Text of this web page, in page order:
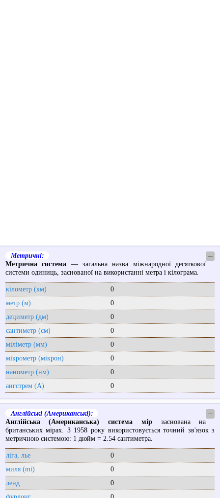
Метричні:
─
Метрична система — загальна назва міжнародної десяткової
системи одиниць, заснованої на використанні метра і кілограма.
кілометр (км)
0
метр (м)
0
дециметр (дм)
0
сантиметр (см)
0
міліметр (мм)
0
мікрометр (мікрон)
0
нанометр (нм)
0
ангстрем (А)
0
Англійські (Американські):
─
Англійська (Американська) система мірзаснована на
британських мірах. З 1958 року використовується точний зв'язок з
метричною системою: 1 дюйм = 2.54 сантиметра.
ліга, лье
0
миля (mi)
0
ленд
0